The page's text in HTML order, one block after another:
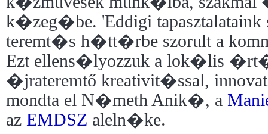
k�zeg�be. 'Eddigi
teremt�s h�tt�rbe szorult a
Ezt ellens�lyozzuk a lok�lis
�jrateremtő kreativit�ssal,
mondta el N�meth Anik�, a
az EMDSZ aleln�ke.